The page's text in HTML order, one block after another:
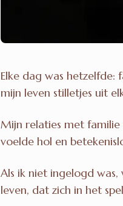
Elke dag was hetzelfde:
mijn leven stilletjes uit
Mijn relaties met familie
voelde hol en
Als ik niet ingelogd
leven, dat zich in het